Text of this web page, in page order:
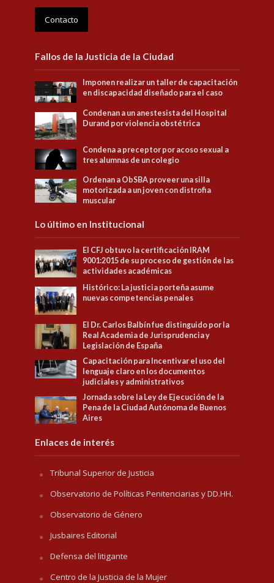
Contacto
Fallos de la Justicia de la Ciudad
Imponen realizar un taller de capacitación
en discapacidad diseñado para el caso
Condenan a un anestesista del Hospital
Durand por violencia obstétrica
Condena a preceptor por acoso sexual a
tres alumnas de un colegio
Ordenan a ObSBA proveer una silla
motorizada a un joven con distrofia
muscular
Lo último en Institucional
El CFJ obtuvo la certificación IRAM
9001:2015 de su proceso de gestión de las
actividades académicas
Histórico: La justicia porteña asume
nuevas competencias penales
El Dr. Carlos Balbín fue distinguido por la
Real Academia de Jurisprudencia y
Legislación de España
Capacitación para Incentivar el uso del
lenguaje claro en los documentos
judiciales y administrativos
Jornada sobre la Ley de Ejecución de la
Pena de la Ciudad Autónoma de Buenos
Aires
Enlaces de interés
Tribunal Superior de Justicia
Observatorio de Políticas Penitenciarias y DD.HH.
Observatorio de Género
Jusbaires Editorial
Defensa del litigante
Centro de la Justicia de la Mujer